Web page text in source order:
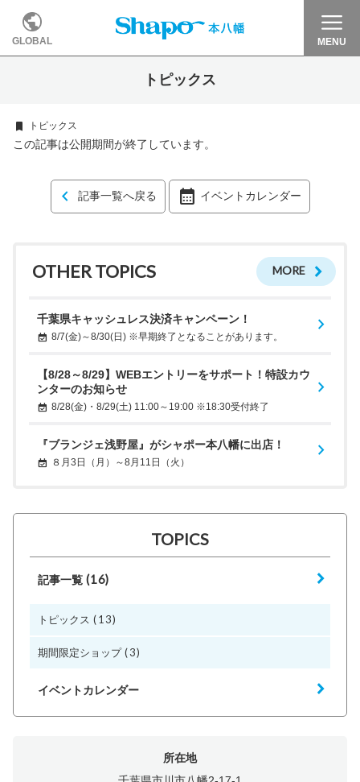
GLOBAL MENU
トピックス
トピックス
この記事は公開期間が終了しています。
記事一覧へ戻る イベントカレンダー
OTHER TOPICS MORE
千葉県キャッシュレス決済キャンペーン！
8/7(金)～8/30(日) ※早期終了となることがあります。
【8/28～8/29】WEBエントリーをサポート！特設カウ
ンターのお知らせ
8/28(金)・8/29(土) 11:00～19:00 ※18:30受付終了
『ブランジェ浅野屋』がシャポー本八幡に出店！
８月3日（月）～8月11日（火）
TOPICS
記事一覧 (16)
トピックス (13)
期間限定ショップ(3)
イベントカレンダー
所在地